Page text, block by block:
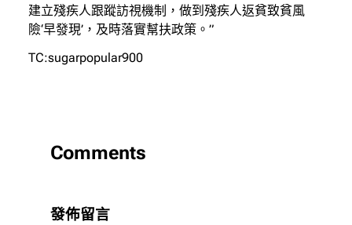
建立殘疾人跟蹤訪視機制，做到殘疾人返貧致貧風
險‘早發現’，及時落實幫扶政策。”
TC:sugarpopular900
Comments
發佈留言